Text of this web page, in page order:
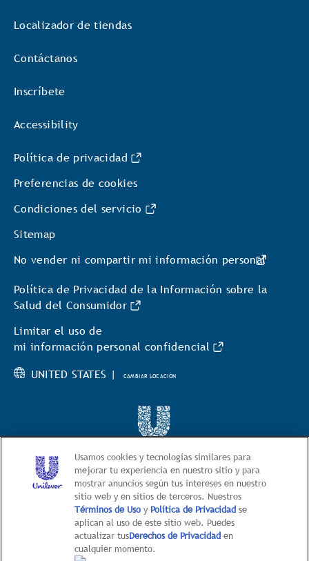
Localizador de tiendas
Contáctanos
Inscríbete
Accessibility
Política de privacidad
Preferencias de cookies
Condiciones del servicio
Sitemap
No vender ni compartir mi información personal
Política de Privacidad de la Información sobre la
Salud del Consumidor
Limitar el uso de
mi información personal confidencial
UNITED STATES | CAMBIAR LOCACIÓN
© 2026 BestFoods
Este sitio web está dirigido exclusivamente
a los consumidores estadounidenses de productos y
servicios de Unilever United States.
Este sitio web no está dirigido a
consumidores radicados fuera de Estados Unidos
Usamos cookies y tecnologías similares para
mejorar tu experiencia en nuestro sitio y para
mostrar anuncios según tus intereses en nuestro
sitio web y en sitios de terceros. Nuestros
Términos de Uso y Política de Privacidadse
aplican al uso de este sitio web. Puedes
actualizar tusDerechos de Privacidad en
cualquier momento.